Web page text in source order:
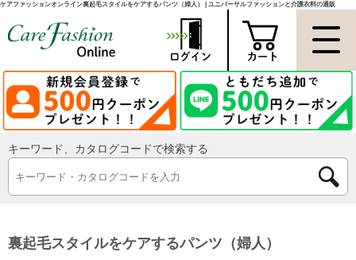
ケアファッションオンライン裏起毛スタイルをケアするパンツ（婦人） | ユニバーサルファッションと介護衣料の通販
キーワード、カタログコードで検索する
裏起毛スタイルをケアするパンツ（婦人）